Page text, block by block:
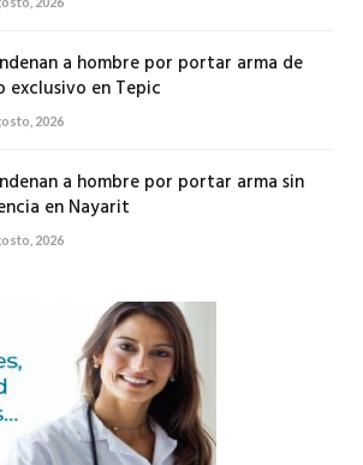
a hombre por portar arma de
exclusivo en Tepic
2026
a hombre por portar arma sin
en Nayarit
2026